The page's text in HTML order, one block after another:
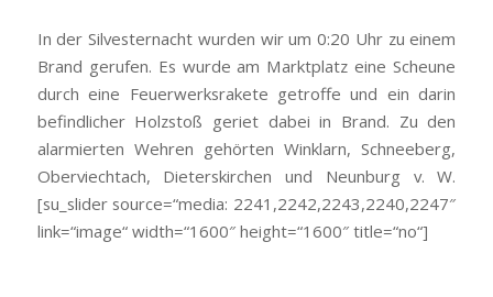
In der Silvesternacht wurden wir um 0:20 Uhr zu einem
Brand gerufen. Es wurde am Marktplatz eine Scheune
durch eine Feuerwerksrakete getroffe und ein darin
befindlicher Holzstoß geriet dabei in Brand. Zu den
alarmierten Wehren gehörten Winklarn, Schneeberg,
Oberviechtach, Dieterskirchen und Neunburg v. W.
[su_slider source=“media: 2241,2242,2243,2240,2247″
link=“image“ width=“1600″ height=“1600″ title=“no“]